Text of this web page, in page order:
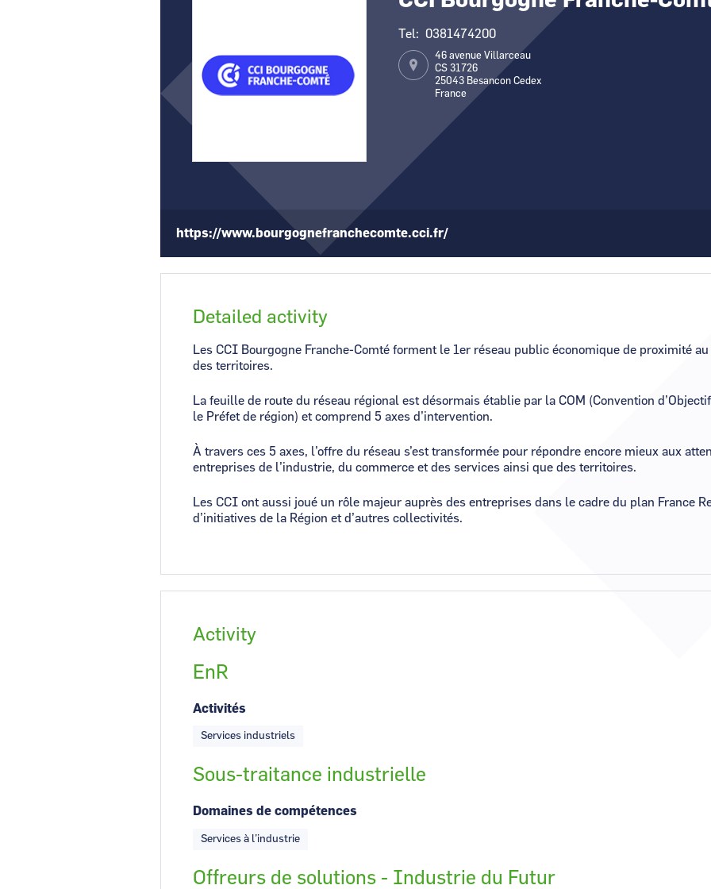
CCI Business
Tel 0381474200
46 avenue Villarceau
CS 31726
25043 Besancon Cedex
France
https://www.bourgognefranchecomte.cci.fr/
Detailed activity
Les CCI Bourgogne Franche-Comté forment le 1er réseau public économique de proximité
des territoires.
La feuille de route du réseau régional est désormais établie par la COM (Convention
le Préfet de région) et comprend 5 axes d’intervention.
À travers ces 5 axes, l’offre du réseau s’est transformée pour répondre encore mieux aux
entreprises de l’industrie, du commerce et des services ainsi que des territoires.
Les CCI ont aussi joué un rôle majeur auprès des entreprises dans le cadre du plan France
d’initiatives de la Région et d’autres collectivités.
Activity
EnR
Activités
Services industriels
Sous-traitance industrielle
Domaines de compétences
Services à l’industrie
Offreurs de solutions - Industrie du Futur